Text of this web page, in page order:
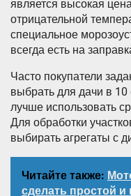
является высокая
отрицательной
специальное
всегда есть на
Часто покупатели
выбрать для дачи в 10
лучше использовать
Для обработки
выбирать агрегаты с
Читайте также:
сделать простой